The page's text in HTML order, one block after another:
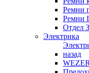
Ремни
Ремни
Отдел
Электрика
назад
WEZER